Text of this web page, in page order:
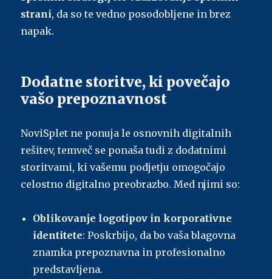
strani, da so te vedno posodobljene in brez
napak.
Dodatne storitve, ki povečajo
vašo prepoznavnost
NoviSplet ne ponuja le osnovnih digitalnih
rešitev, temveč se ponaša tudi z dodatnimi
storitvami, ki vašemu podjetju omogočajo
celostno digitalno preobrazbo. Med njimi so:
Oblikovanje logotipov in korporativne
identitete: Poskrbijo, da bo vaša blagovna
znamka prepoznavna in profesionalno
predstavljena.